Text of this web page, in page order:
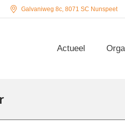
Galvaniweg 8c, 8071 SC Nunspeet
Actueel
Actueel